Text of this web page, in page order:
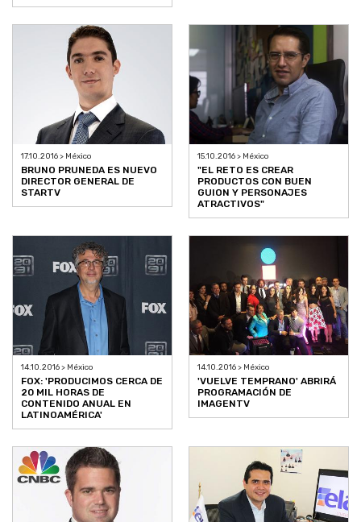
17.10.2016 > México
BRUNO PRUNEDA ES NUEVO
DIRECTOR GENERAL DE
STARTV
15.10.2016 > México
"EL RETO ES CREAR
PRODUCTOS CON BUEN
GUION Y PERSONAJES
ATRACTIVOS"
14.10.2016 > México
FOX: 'PRODUCIMOS CERCA DE
20 MIL HORAS DE
CONTENIDO ANUAL EN
LATINOAMÉRICA'
14.10.2016 > México
'VUELVE TEMPRANO' ABRIRÁ
PROGRAMACIÓN DE
IMAGENTV